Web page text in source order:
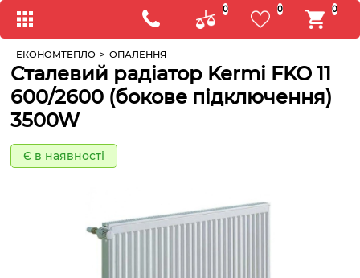
0 0 0
ЕКОНОМТЕПЛО > ОПАЛЕННЯ
Сталевий радіатор Kermi FKO 11
600/2600 (бокове підключення)
3500W
Є в наявності